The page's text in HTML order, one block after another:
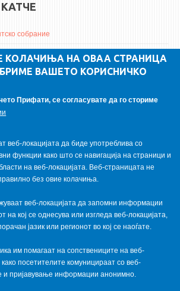
собрание
КОЛАЧИЊА НА ОВАА СТРАНИЦА
ВАШЕТО КОРИСНИЧКО
Прифати, се согласувате да го сториме
веб-локацијата да биде употреблива со
функции како што се навигација на страници и
на веб-локацијата. Веб-страницата не
без овие колачиња.
веб-локацијата да запомни информации
на кој се однесува или изгледа веб-локацијата,
јазик или регионот во кој се наоѓате.
им помагаат на сопствениците на веб-
посетителите комуницираат со веб-
и пријавување информации анонимно.